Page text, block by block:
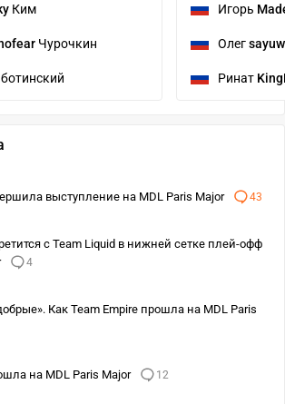
Ким
Чурочкин
Игорь
Олегsayuw
Ринат
выступление на MDL Paris Major
43
с Team Liquid в нижней сетке плей‑офф
4
Как Team Empire прошла на MDL Paris
на MDL Paris Major
12